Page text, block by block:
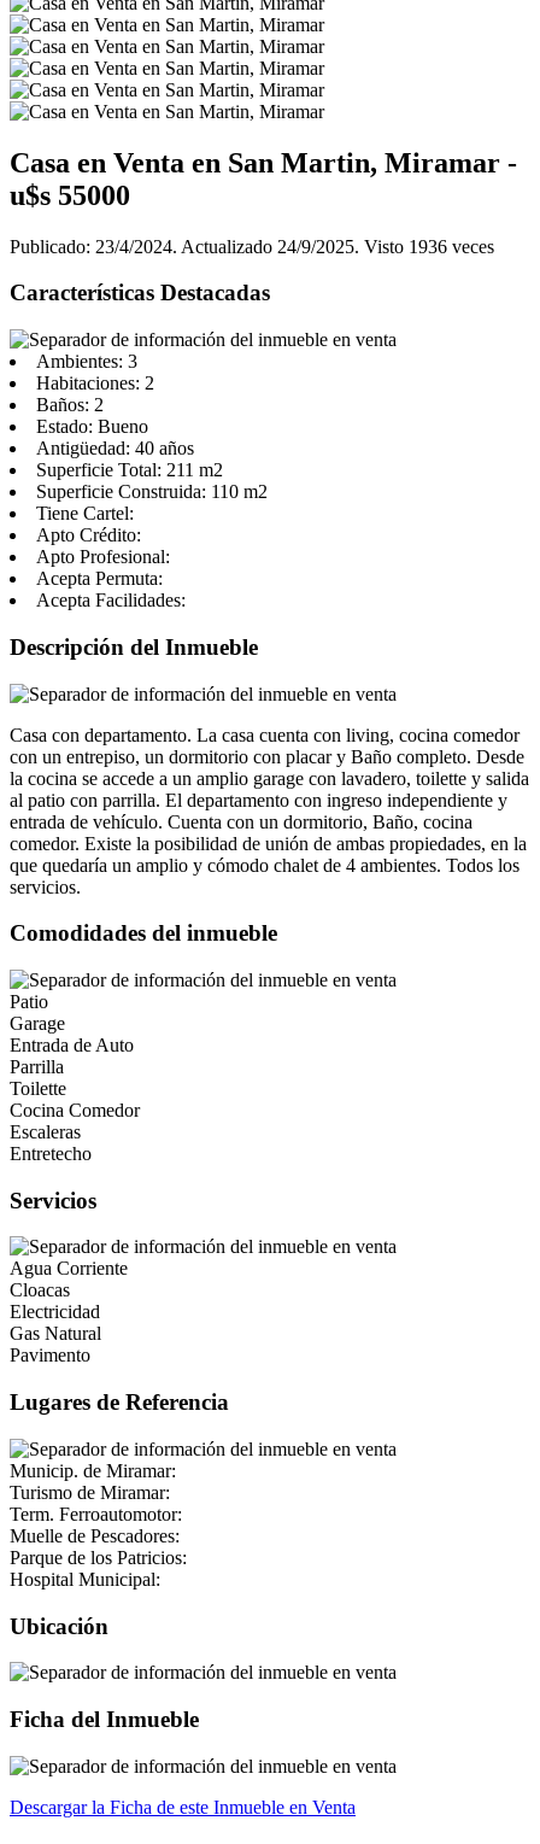
Casa en Venta en San Martin, Miramar -
u$s 55000
Publicado: 23/4/2024. Actualizado 24/9/2025. Visto 1936 veces
Características Destacadas
Ambientes: 3
Habitaciones: 2
Baños: 2
Estado: Bueno
Antigüedad: 40 años
Superficie Total: 211 m2
Superficie Construida: 110 m2
Tiene Cartel:
Apto Crédito:
Apto Profesional:
Acepta Permuta:
Acepta Facilidades:
Descripción del Inmueble
Casa con departamento. La casa cuenta con living, cocina comedor
con un entrepiso, un dormitorio con placar y Baño completo. Desde
la cocina se accede a un amplio garage con lavadero, toilette y salida
al patio con parrilla. El departamento con ingreso independiente y
entrada de vehículo. Cuenta con un dormitorio, Baño, cocina
comedor. Existe la posibilidad de unión de ambas propiedades, en la
que quedaría un amplio y cómodo chalet de 4 ambientes. Todos los
servicios.
Comodidades del inmueble
Patio
Garage
Entrada de Auto
Parrilla
Toilette
Cocina Comedor
Escaleras
Entretecho
Servicios
Agua Corriente
Cloacas
Electricidad
Gas Natural
Pavimento
Lugares de Referencia
Municip. de Miramar:
Turismo de Miramar:
Term. Ferroautomotor:
Muelle de Pescadores:
Parque de los Patricios:
Hospital Municipal:
Ubicación
+
−
Ficha del Inmueble
Descargar la Ficha de este Inmueble en Venta